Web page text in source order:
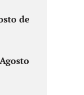
de